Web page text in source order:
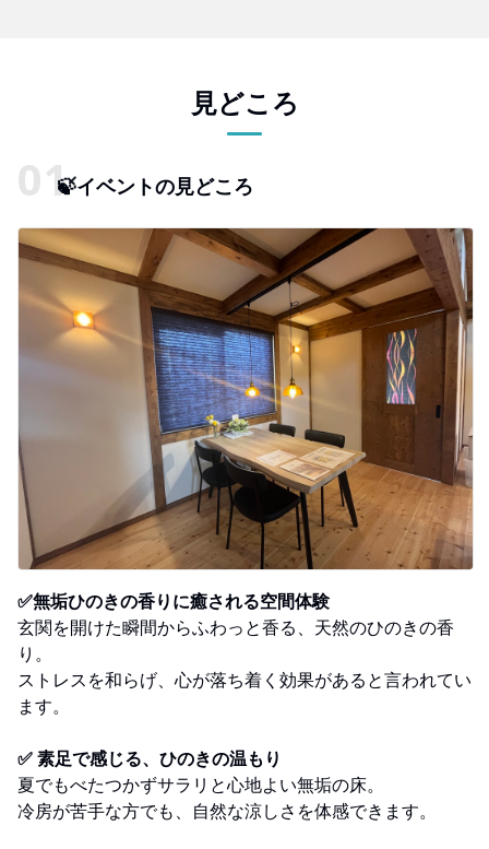
見どころ
🍃イベントの見どころ
✅無垢ひのきの香りに癒される空間体験
玄関を開けた瞬間からふわっと香る、天然のひのきの香
り。
ストレスを和らげ、心が落ち着く効果があると言われてい
ます。
✅ 素足で感じる、ひのきの温もり
夏でもべたつかずサラリと心地よい無垢の床。
冷房が苦手な方でも、自然な涼しさを体感できます。